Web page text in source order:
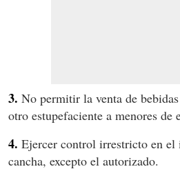
3. No permitir la venta de
otro estupefaciente a menores de
4. Ejercer control irrestricto en el
cancha, excepto el autorizado.